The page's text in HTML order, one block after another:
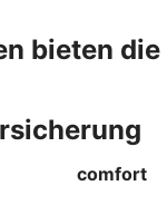
bieten die
comfort